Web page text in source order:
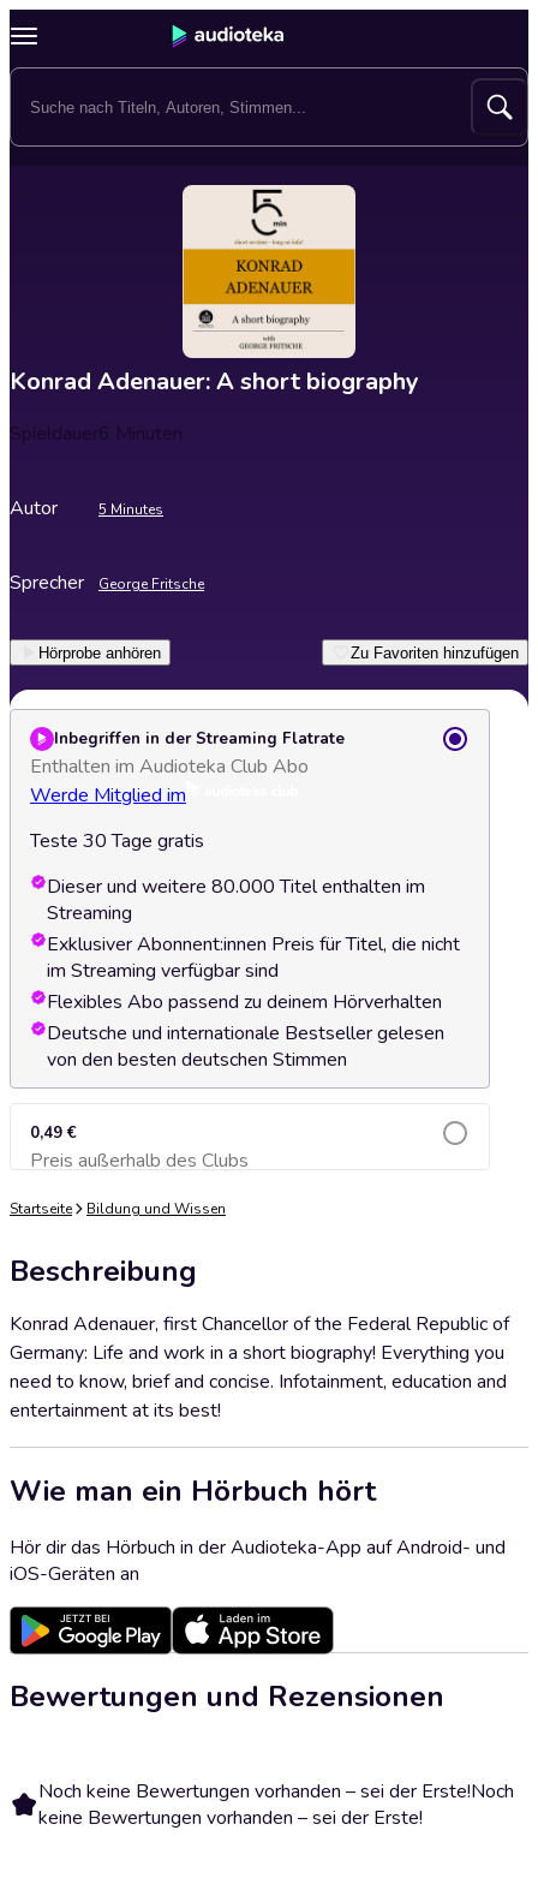
Konrad Adenauer: A short biography
Spieldauer6 Minuten
Autor 5 Minutes
Sprecher George Fritsche
Hörprobe anhören Zu Favoriten hinzufügen
Inbegriffen in der Streaming Flatrate
Enthalten im Audioteka Club Abo
Werde Mitglied im
Teste 30 Tage gratis
Dieser und weitere 80.000 Titel enthalten im
Streaming
Exklusiver Abonnent:innen Preis für Titel, die nicht
im Streaming verfügbar sind
Flexibles Abo passend zu deinem Hörverhalten
Deutsche und internationale Bestseller gelesen
von den besten deutschen Stimmen
0,49 €
Preis außerhalb des ClubsZum Warenkorb hinzufügen
Startseite Bildung und Wissen
Beschreibung
Konrad Adenauer, first Chancellor of the Federal Republic of
Germany: Life and work in a short biography! Everything you
need to know, brief and concise. Infotainment, education and
entertainment at its best!
Wie man ein Hörbuch hört
Hör dir das Hörbuch in der Audioteka-App auf Android- und
iOS-Geräten an
Bewertungen und Rezensionen
Noch keine Bewertungen vorhanden – sei der Erste!Noch
keine Bewertungen vorhanden – sei der Erste!